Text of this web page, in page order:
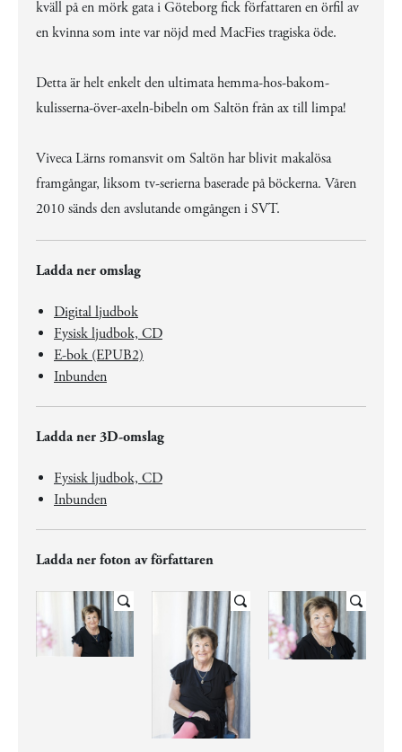
kväll på en mörk gata i Göteborg fick författaren en örfil av
en kvinna som inte var nöjd med MacFies tragiska öde.
Detta är helt enkelt den ultimata hemma-hos-bakom-
kulisserna-över-axeln-bibeln om Saltön från ax till limpa!
Viveca Lärns romansvit om Saltön har blivit makalösa
framgångar, liksom tv-serierna baserade på böckerna. Våren
2010 sänds den avslutande omgången i SVT.
Ladda ner omslag
Digital ljudbok
Fysisk ljudbok, CD
E-bok (EPUB2)
Inbunden
Ladda ner 3D-omslag
Fysisk ljudbok, CD
Inbunden
Ladda ner foton av författaren